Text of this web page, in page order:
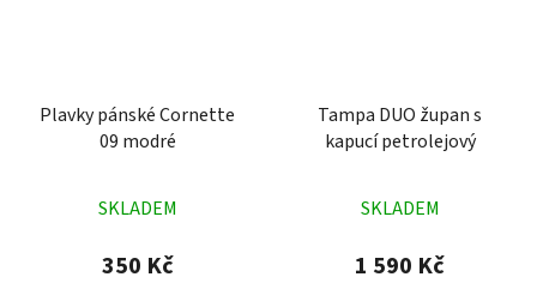
Plavky pánské Cornette
09 modré
hodnocení
produktu
SKLADEM
350 Kč
Tampa DUO župan s
kapucí petrolejový
hodnocení
produktu
SKLADEM
1 590 Kč